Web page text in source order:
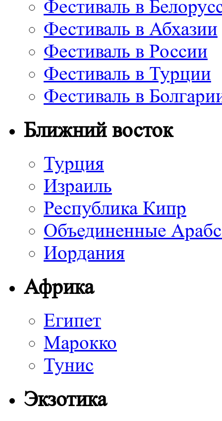
Фестиваль в
Фестиваль в Абхазии
Фестиваль в России
Фестиваль в Турции
Фестиваль в
Ближний восток
Турция
Израиль
Республика Кипр
Объединенные
Иордания
Африка
Египет
Марокко
Тунис
Экзотика